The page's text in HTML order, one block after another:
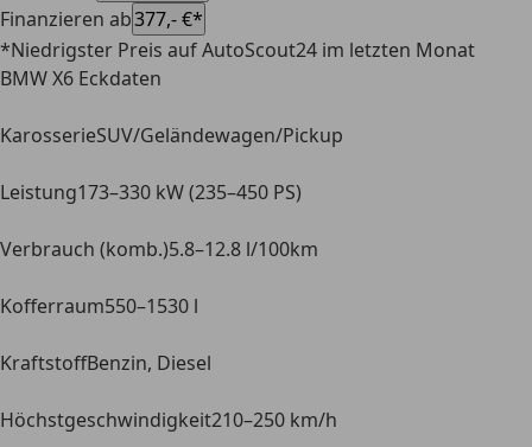
Finanzieren ab377,- €*
*Niedrigster Preis auf AutoScout24 im letzten Monat
BMW X6 Eckdaten
KarosserieSUV/Geländewagen/Pickup
Leistung173–330 kW (235–450 PS)
Verbrauch (komb.)5.8–12.8 l/100km
Kofferraum550–1530 l
KraftstoffBenzin, Diesel
Höchstgeschwindigkeit210–250 km/h